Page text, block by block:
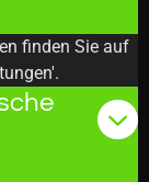
finden Sie auf